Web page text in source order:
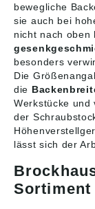
bewegliche
sie auch bei
nicht nach oben
besonders
Die
die
Werkstücke
der
lässt sich der
Sortiment